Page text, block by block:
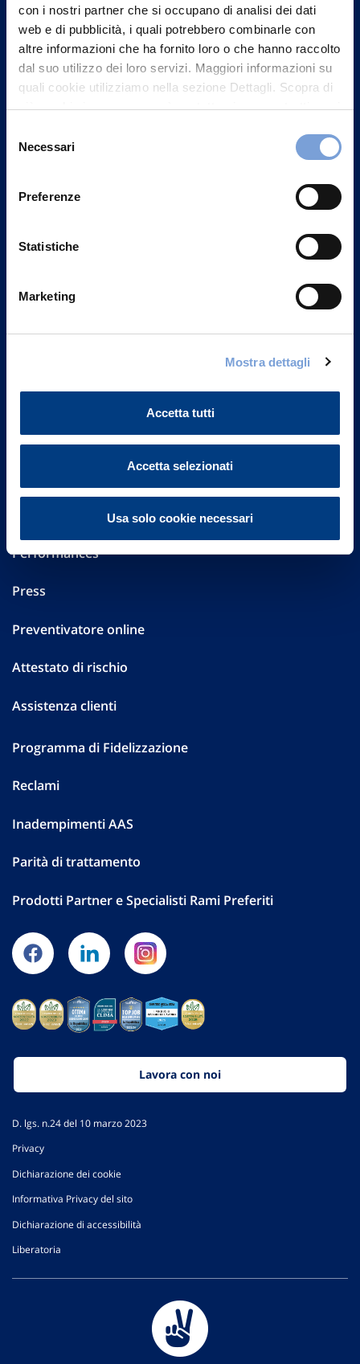
con i nostri partner che si occupano di analisi dei dati
web e di pubblicità, i quali potrebbero combinarle con
altre informazioni che ha fornito loro o che hanno raccolto
dal suo utilizzo dei loro servizi. Maggiori informazioni su
quali cookie utilizziamo nella sezione Dettagli. Scopra di
più su chi siamo, come può contattarci e come trattiamo i
può trovare nel footer del sito nella sezione "Informativa
delNecessari
Preferenze
Statistiche
Marketing
Mostra dettagli
Accetta tutti
Accetta selezionati
Usa solo cookie necessari
Contattaci
20149 Milano
Governance
Investor Relations
Performances
Press
Preventivatore online
Attestato di rischio
Assistenza clienti
Programma di Fidelizzazione
Reclami
Inadempimenti AAS
Parità di trattamento
Prodotti Partner e Specialisti Rami Preferiti
Lavora con noi
D. lgs. n.24 del 10 marzo 2023
Privacy
Dichiarazione dei cookie
Informativa Privacy del sito
Dichiarazione di accessibilità
Liberatoria